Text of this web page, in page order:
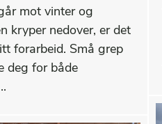
mot vinter og
kryper nedover, er det
forarbeid. Små grep
deg for både